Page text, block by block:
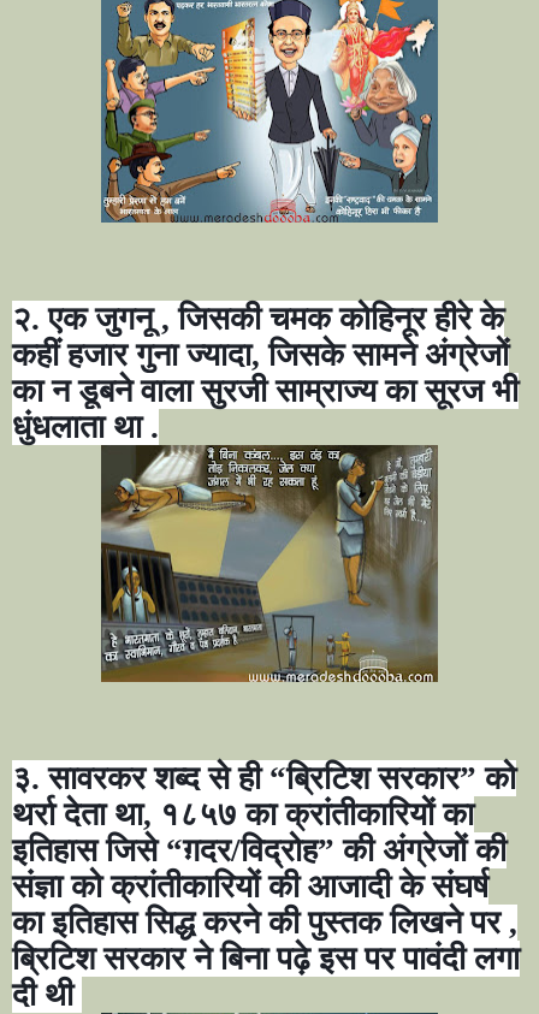
२. एक जुगनू ,जिसकी चमक कोहिनूर हीरे के
कहीं हजार गुना ज्यादा,जिसके सामने अंग्रेजों
का न डूबने वाला सुरजी साम्राज्य का सूरज भी
धुंधलाता था.
३. सावरकर शब्द से ही “ब्रिटिश सरकार”को
थर्रा देता था, १८५७ का क्रांतीकारियों का
इतिहास जिसे “ग़दर/विद्रोह”की अंग्रेजों की
संज्ञा को क्रांतीकारियों की आजादी के संघर्ष
का इतिहास सिद्ध करने की पुस्तक लिखने पर ,
ब्रिटिश सरकार ने बिना पढ़े इस पर पावंदी लगा
दी थी